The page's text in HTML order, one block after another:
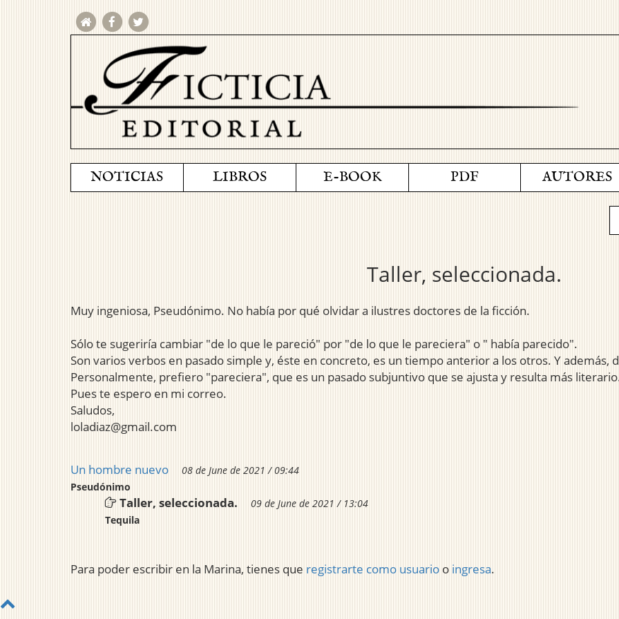
NOTICIAS LIBROS E-BOOK PDF AUTORES
Taller, seleccionada.
Muy ingeniosa, Pseudónimo. No había por qué olvidar a ilustres doctores de la ficción.
Sólo te sugeriría cambiar "de lo que le pareció" por "de lo que le pareciera" o " había parecido".
Son varios verbos en pasado simple y, éste en concreto, es un tiempo anterior a los otros. Y además,
Personalmente, prefiero "pareciera", que es un pasado subjuntivo que se ajusta y resulta más
Pues te espero en mi correo.
Saludos,
loladiaz@gmail.com
Un hombre nuevo
08 de June de 2021 / 09:44
Pseudónimo
Taller, seleccionada.
09 de June de 2021 / 13:04
Tequila
Para poder escribir en la Marina, tienes que registrarte como usuario o ingresa.